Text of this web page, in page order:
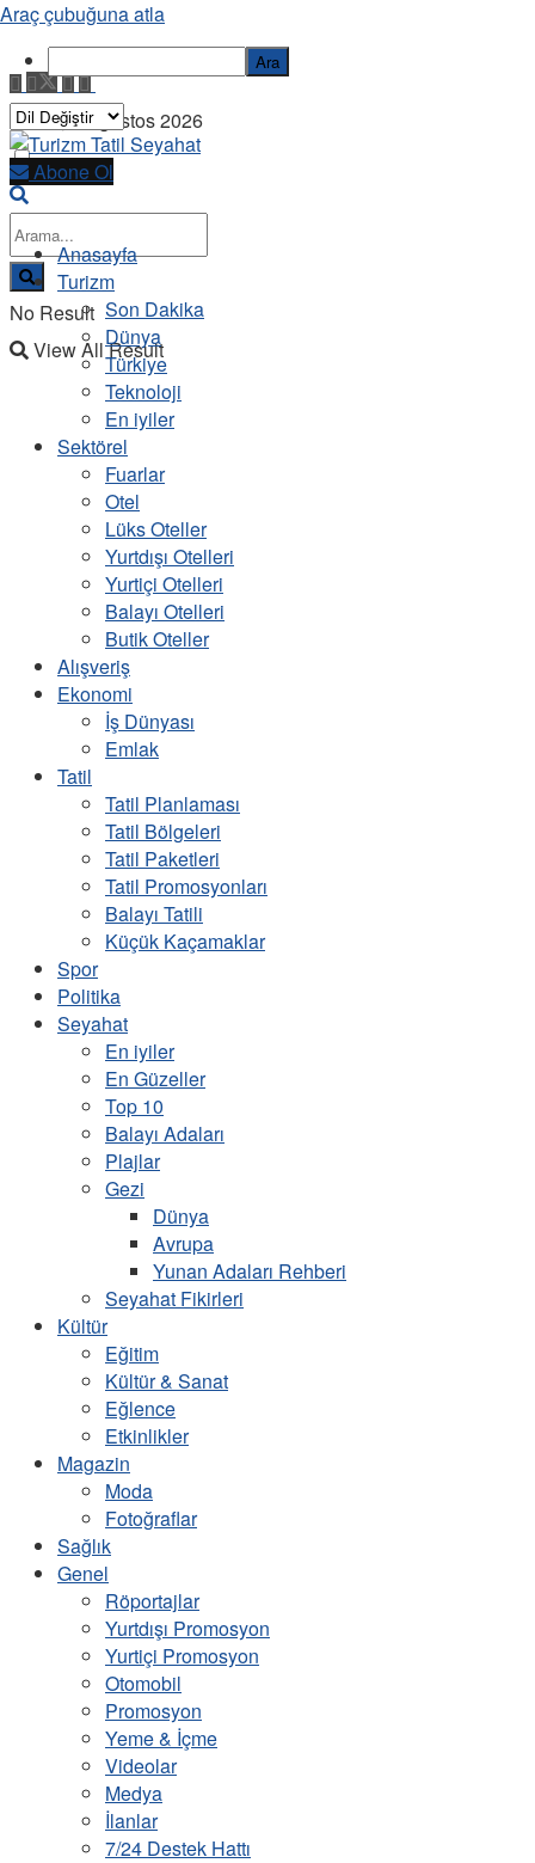
Cuma, 7 Ağustos 2026
No Result
View All Result
Abone Ol
Anasayfa
Turizm
Son Dakika
Dünya
Türkiye
Teknoloji
En iyiler
Sektörel
Fuarlar
Otel
Lüks Oteller
Yurtdışı Otelleri
Yurtiçi Otelleri
Balayı Otelleri
Butik Oteller
Alışveriş
Ekonomi
İş Dünyası
Emlak
Tatil
Tatil Planlaması
Tatil Bölgeleri
Tatil Paketleri
Tatil Promosyonları
Balayı Tatili
Küçük Kaçamaklar
Spor
Politika
Seyahat
En iyiler
En Güzeller
Top 10
Balayı Adaları
Plajlar
Gezi
Dünya
Avrupa
Yunan Adaları Rehberi
Seyahat Fikirleri
Kültür
Eğitim
Kültür & Sanat
Eğlence
Etkinlikler
Magazin
Moda
Fotoğraflar
Sağlık
Genel
Röportajlar
Yurtdışı Promosyon
Yurtiçi Promosyon
Otomobil
Promosyon
Yeme & İçme
Videolar
Medya
İlanlar
7/24 Destek Hattı
Araç çubuğuna atla
Ara